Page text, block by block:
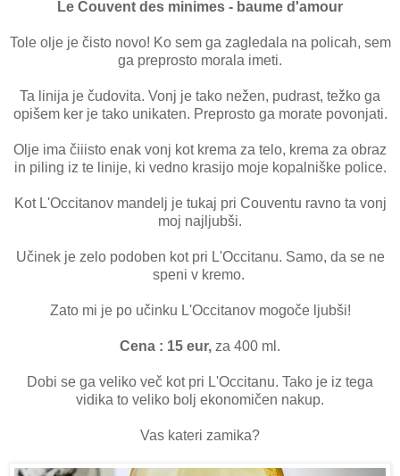
Le Couvent des minimes - baume d'amour
Tole olje je čisto novo! Ko sem ga zagledala na policah, sem
ga preprosto morala imeti.
Ta linija je čudovita. Vonj je tako nežen, pudrast, težko ga
opišem ker je tako unikaten. Preprosto ga morate povonjati.
Olje ima čiiisto enak vonj kot krema za telo, krema za obraz
in piling iz te linije, ki vedno krasijo moje kopalniške police.
Kot L'Occitanov mandelj je tukaj pri Couventu ravno ta vonj
moj najljubši.
Učinek je zelo podoben kot pri L'Occitanu. Samo, da se ne
speni v kremo.
Zato mi je po učinku L'Occitanov mogoče ljubši!
Cena : 15 eur, za 400 ml.
Dobi se ga veliko več kot pri L'Occitanu. Tako je iz tega
vidika to veliko bolj ekonomičen nakup.
Vas kateri zamika?